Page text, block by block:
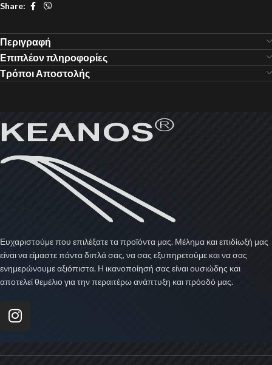
Share:
Περιγραφή
Επιπλέον πληροφορίες
Τρόποι Αποστολής
Ευχαριστούμε που επιλέξατε τα προϊόντα μας. Μέλημα και επιδίωξή μας
είναι να είμαστε πάντα διπλά σας, να σας εξυπηρετούμε και να σας
ενημερώνουμε αξιόπιστα. Η ικανοποίησή σας είναι ουσιώδης και
αποτελεί θεμέλιο για την περαιτέρω ανάπτυξη και πρόοδό μας.